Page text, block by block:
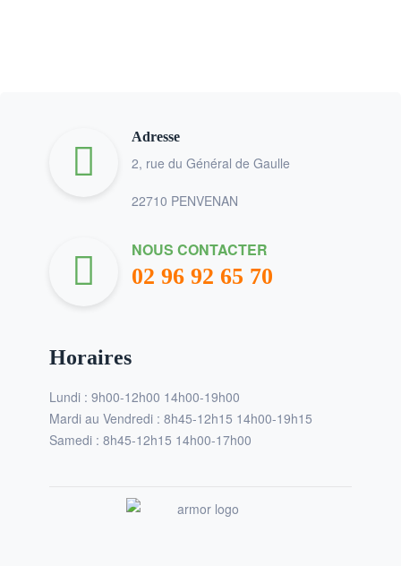
Adresse
2, rue du Général de Gaulle
22710 PENVENAN
NOUS CONTACTER
02 96 92 65 70
Horaires
Lundi : 9h00-12h00 14h00-19h00
Mardi au Vendredi : 8h45-12h15 14h00-19h15
Samedi : 8h45-12h15 14h00-17h00